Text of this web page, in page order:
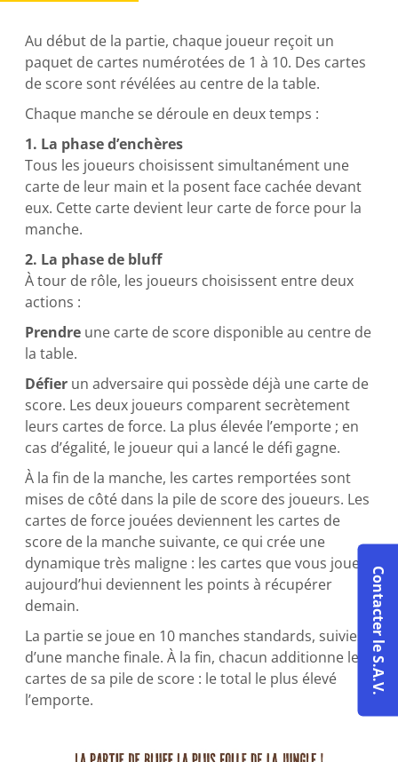
Au début de la partie, chaque joueur reçoit un
paquet de cartes numérotées de 1 à 10. Des cartes
de score sont révélées au centre de la table.
Chaque manche se déroule en deux temps :
1. La phase d’enchères
Tous les joueurs choisissent simultanément une
carte de leur main et la posent face cachée devant
eux. Cette carte devient leur carte de force pour la
manche.
2. La phase de bluff
À tour de rôle, les joueurs choisissent entre deux
actions :
Prendre une carte de score disponible au centre de
la table.
Défier un adversaire qui possède déjà une carte de
score. Les deux joueurs comparent secrètement
leurs cartes de force. La plus élevée l’emporte ; en
cas d’égalité, le joueur qui a lancé le défi gagne.
À la fin de la manche, les cartes remportées sont
mises de côté dans la pile de score des joueurs. Les
cartes de force jouées deviennent les cartes de
score de la manche suivante, ce qui crée une
dynamique très maligne : les cartes que vous jouez
aujourd’hui deviennent les points à récupérer
demain.
La partie se joue en 10 manches standards, suivies
d’une manche finale. À la fin, chacun additionne les
cartes de sa pile de score : le total le plus élevé
l’emporte.
Contacter le S.A.V.